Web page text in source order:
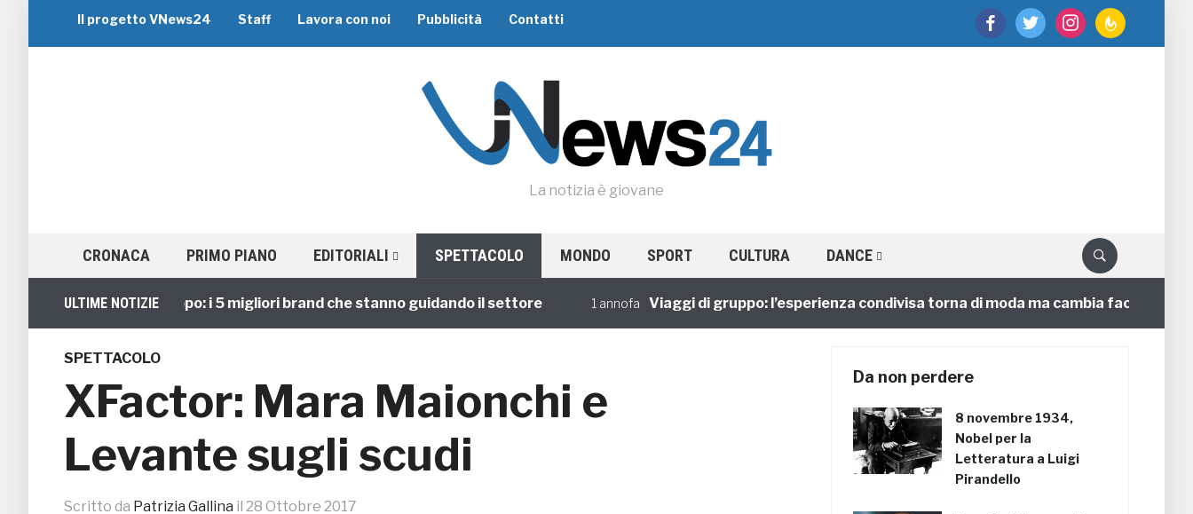
facebooktwitter instagramfeedburner
Il progetto VNews24 Staff Lavora con noi Pubblicità Contatti
La notizia è giovane
CRONACA PRIMO PIANO EDITORIALI SPETTACOLO MONDO SPORT CULTURA DANCE
ULTIME NOTIZIE
Viaggi di Gruppo: i 5 migliori brand che stanno guidando il settore 1 annofa Viaggi di gruppo: l’esperienza condivisa torna di moda ma cambia faccia
SPETTACOLO
XFactor: Mara Maionchi e
Levante sugli scudi
Scritto da Patrizia Gallina il 28 Ottobre 2017
Da non perdere
8 novembre 1934,
Nobel per la
Letteratura a Luigi
Pirandello